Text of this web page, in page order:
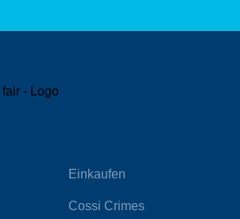
Einkaufen
Cossi Crimes